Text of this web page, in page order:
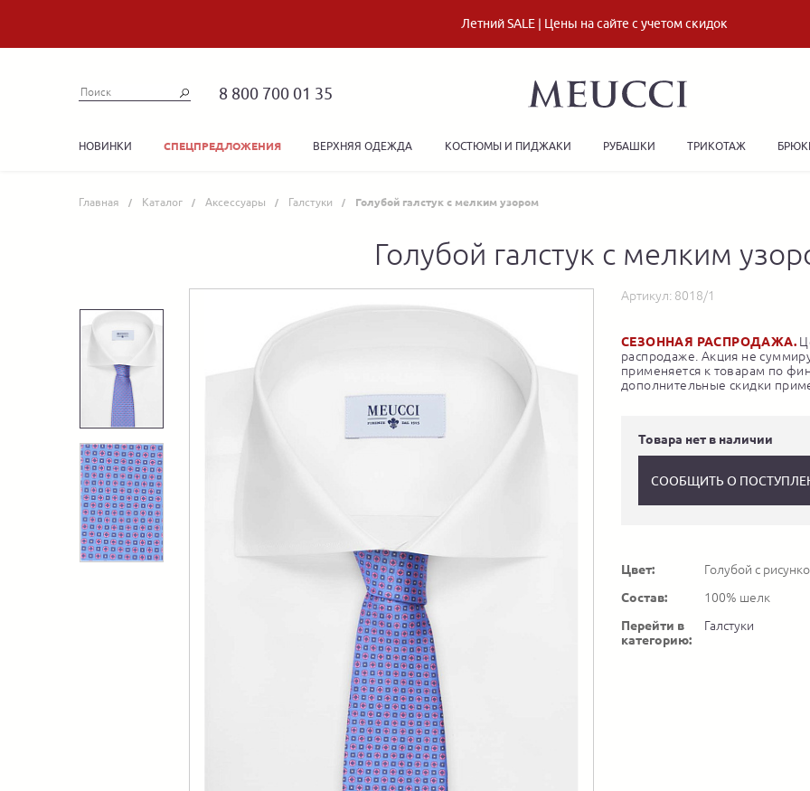
Летний SALE | Цены на сайте с учетом скидок
8 800 700 01 35
НОВИНКИ СПЕЦПРЕДЛОЖЕНИЯ ВЕРХНЯЯ ОДЕЖДА КОСТЮМЫ И ПИДЖАКИ РУБАШКИ ТРИКОТАЖ
Главная Каталог Аксессуары Галстуки Голубой галстук с мелким узором
Голубой галстук с мелким
Артикул: 8018/1
СЕЗОННАЯ РАСПРОДАЖА.
распродаже. Акция не
применяется к товарам по
дополнительные скидки
Товара нет в наличии
СООБЩИТЬ О
Цвет:
Голубой с
Состав:
100% шелк
Перейти в
категорию:
Галстуки